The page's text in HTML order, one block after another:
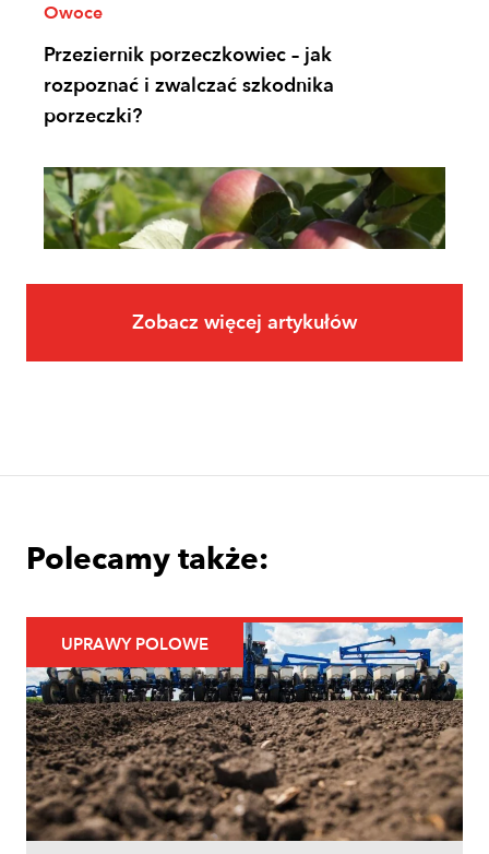
Owoce
Przeziernik porzeczkowiec – jak
rozpoznać i zwalczać szkodnika
porzeczki?
Uprawy polowe
Łokaś garbatek – jak rozpoznać
szkodnika i ograniczyć szkody w
Zobacz więcej artykułów
Polecamy także:
UPRAWY POLOWE